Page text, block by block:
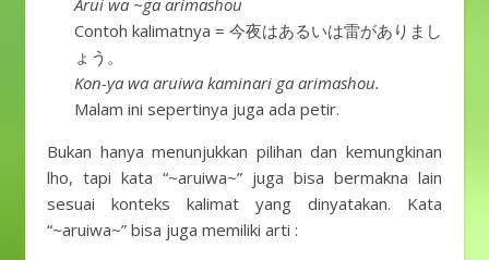
Arui wa ~ga arimashou
Contoh kalimatnya = 今夜はあるいは雷がありまし
ょう。
Kon-ya wa aruiwa kaminari ga arimashou.
Malam ini sepertinya juga ada petir.
Bukan hanya menunjukkan pilihan dan kemungkinan
lho, tapi kata “~aruiwa~” juga bisa bermakna lain
sesuai konteks kalimat yang dinyatakan. Kata
“~aruiwa~” bisa juga memiliki arti :